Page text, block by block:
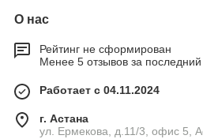
О нас
Рейтинг не сформирован
Менее 5 отзывов за последний
Работает с 04.11.2024
г. Астана
ул. Ермекова, д.11/3, офис 5,